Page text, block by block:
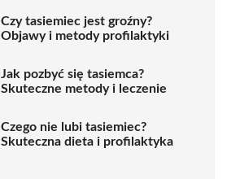
Czy tasiemiec jest groźny?
Objawy i metody profilaktyki
Jak pozbyć się tasiemca?
Skuteczne metody i leczenie
Czego nie lubi tasiemiec?
Skuteczna dieta i profilaktyka